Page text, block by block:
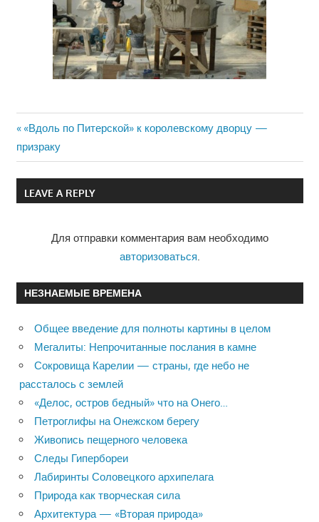
Навигация
по
записям
Previous
Post:
«Вдоль по Питерской» к королевскому дворцу —
призраку
LEAVE A REPLY
Для отправки комментария вам необходимо
авторизоваться.
НЕЗНАЕМЫЕ ВРЕМЕНА
Общее введение для полноты картины в целом
Мегалиты: Непрочитанные послания в камне
Сокровища Карелии — страны, где небо не
рассталось с землей
«Делос, остров бедный» что на Онего…
Петроглифы на Онежском берегу
Живопись пещерного человека
Следы Гипербореи
Лабиринты Соловецкого архипелага
Природа как творческая сила
Архитектура — «Вторая природа»